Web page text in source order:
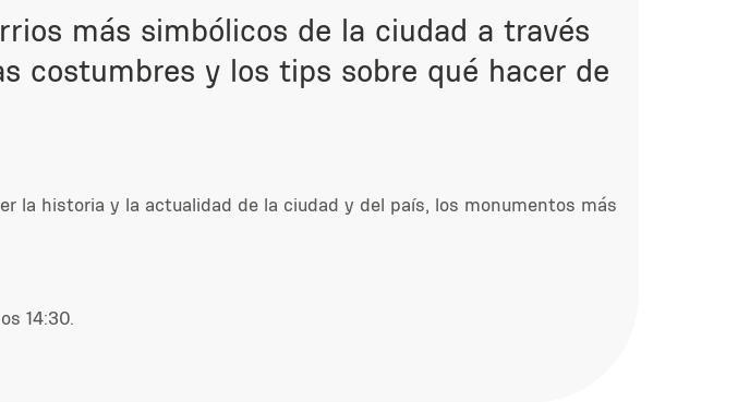
más simbólicos de la ciudad a través
costumbres y los tips sobre qué hacer de
la historia y la actualidad de la ciudad y del país, los monumentos más
14:30.